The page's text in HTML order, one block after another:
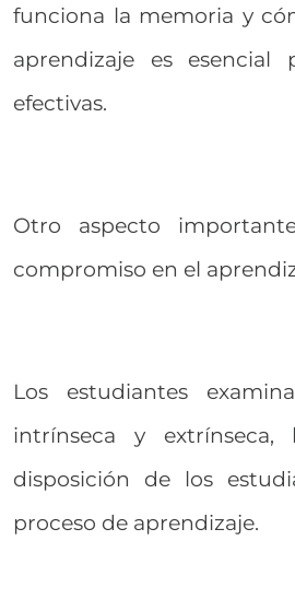
funciona la memoria y
aprendizaje es esencial
efectivas.
Otro aspecto
compromiso en el
Los estudiantes
intrínseca y
disposición de los
proceso de aprendizaje.